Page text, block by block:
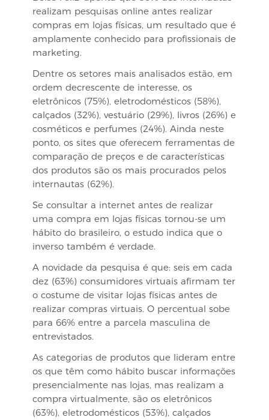
realizam pesquisas online antes realizar
compras em lojas físicas, um resultado que é
amplamente conhecido para profissionais de
marketing.
Dentre os setores mais analisados estão, em
ordem decrescente de interesse, os
eletrônicos (75%), eletrodomésticos (58%),
calçados (32%), vestuário (29%), livros (26%) e
cosméticos e perfumes (24%). Ainda neste
ponto, os sites que oferecem ferramentas de
comparação de preços e de características
dos produtos são os mais procurados pelos
internautas (62%).
Se consultar a internet antes de realizar
uma compra em lojas físicas tornou-se um
hábito do brasileiro, o estudo indica que o
inverso também é verdade.
A novidade da pesquisa é que: seis em cada
dez (63%) consumidores virtuais afirmam ter
o costume de visitar lojas físicas antes de
realizar compras virtuais. O percentual sobe
para 66% entre a parcela masculina de
entrevistados.
As categorias de produtos que lideram entre
os que têm como hábito buscar informações
presencialmente nas lojas, mas realizam a
compra virtualmente, são os eletrônicos
(63%), eletrodomésticos (53%), calçados